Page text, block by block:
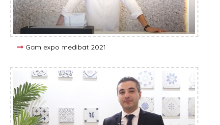
Gam expo medibat 2021